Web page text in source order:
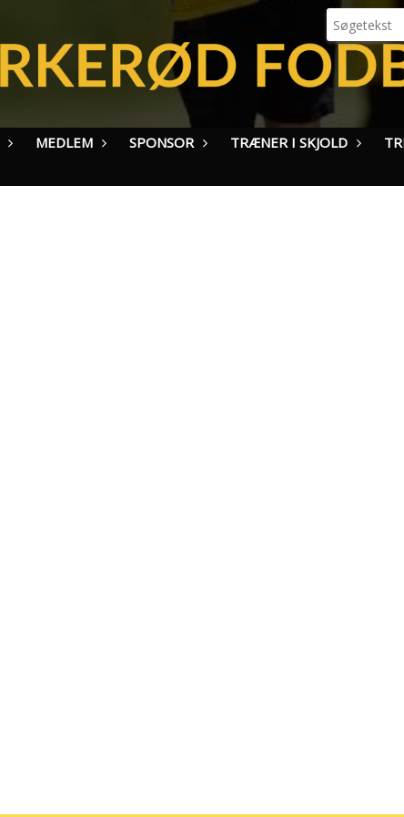
MEDLEM SPONSOR TRÆNER I SKJOLD